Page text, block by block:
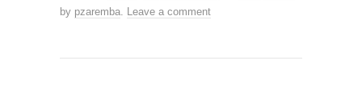
by pzaremba Leave a comment